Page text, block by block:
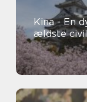
Kina - En
ældste